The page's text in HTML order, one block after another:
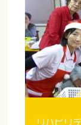
リハビリ